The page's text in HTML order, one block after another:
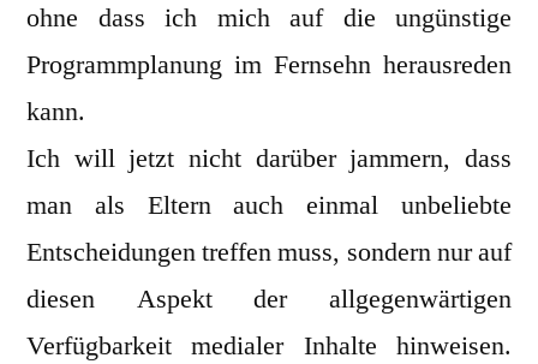
ohne dass ich mich auf die ungünstige
Programmplanung im Fernsehn herausreden
kann.
Ich will jetzt nicht darüber jammern, dass
man als Eltern auch einmal unbeliebte
Entscheidungen treffen muss, sondern nur auf
diesen Aspekt der allgegenwärtigen
Verfügbarkeit medialer Inhalte hinweisen.